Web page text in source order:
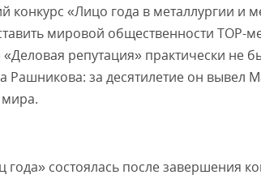
конкурс «Лицо года в металлургии и
мировой общественности ТОР-
репутация» практически не
за десятилетие он вывел
мира.
состоялась после завершения